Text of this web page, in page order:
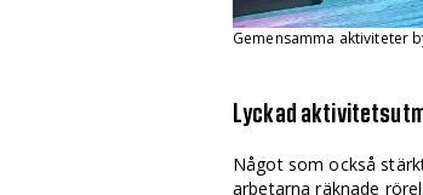
Gemensamma aktiviteter
Lyckad
Något som också
arbetarna räknade